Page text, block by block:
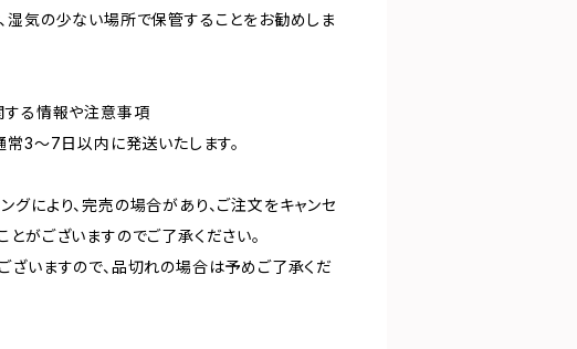
湿気の少ない場所で保管することをお勧めしま
る情報や注意事項
常3〜7日以内に発送いたします。
グにより、完売の場合があり、ご注文をキャンセ
とがございますのでご了承ください。
ざいますので、品切れの場合は予めご了承くだ